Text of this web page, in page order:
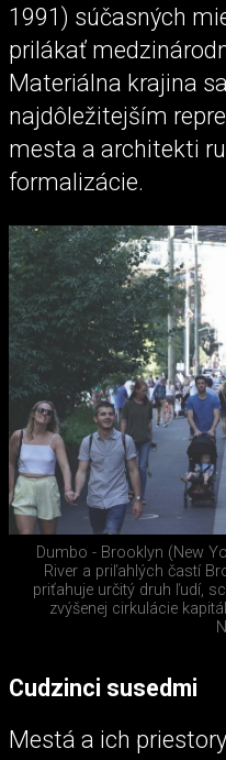
1991) súčasných
prilákať
Materiálna krajina
najdôležitejším
mesta a architekti
formalizácie.
Dumbo - Brooklyn (New
River a priľahlých častí
priťahuje určitý druh ľudí,
zvýšenej cirkulácie
Cudzinci susedmi
Mestá a ich